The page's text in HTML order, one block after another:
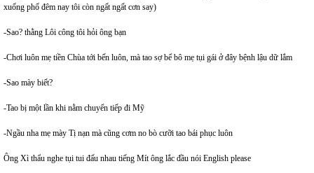
xuống phố đêm nay tôi còn ngất ngất cơn say)
-Sao? thằng Lôi công tôi hỏi ông bạn
-Chơi luôn mẹ tiền Chùa tới bến luôn, mà tao sợ bể bô mẹ tụi gái ở đây bệnh lậu dữ lắm
-Sao mày biết?
-Tao bị một lần khi nằm chuyển tiếp đi Mỹ
-Ngầu nha mẹ mày Tị nạn mà cũng cơm no bò cưỡi tao bái phục luôn
Ông Xì thẩu nghe tụi tui đấu nhau tiếng Mít ông lắc đầu nói English please